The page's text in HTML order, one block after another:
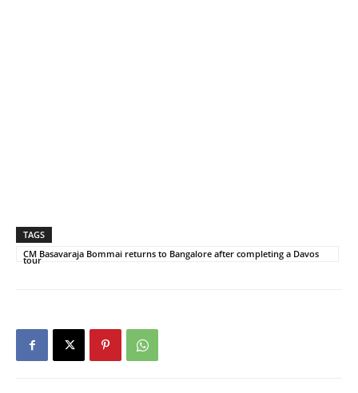
TAGS
CM Basavaraja Bommai returns to Bangalore after completing a Davos
tour